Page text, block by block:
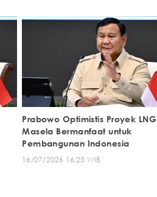
Prabowo Optimistis Proyek LNG
Masela Bermanfaat untuk
Pembangunan Indonesia
16/07/2026 16:25 WIB